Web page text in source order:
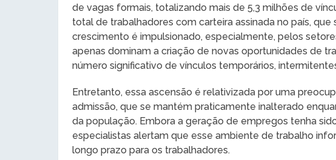
de vagas formais, totalizando mais de 5,3 milhões de
total de trabalhadores com carteira assinada no país, que
crescimento é impulsionado, especialmente, pelos
apenas dominam a criação de novas oportunidades de
número significativo de vínculos temporários,
Entretanto, essa ascensão é relativizada por uma
admissão, que se mantém praticamente inalterado
da população. Embora a geração de empregos tenha
especialistas alertam que esse ambiente de trabalho
longo prazo para os trabalhadores.